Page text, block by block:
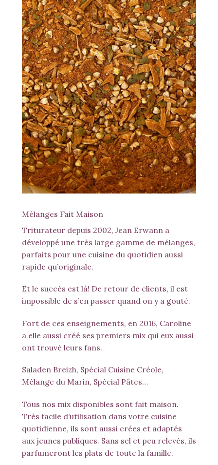
Mélanges Fait Maison
Triturateur depuis 2002, Jean Erwann a
développé une très large gamme de mélanges,
parfaits pour une cuisine du quotidien aussi
rapide qu’originale.
Et le succès est là! De retour de clients, il est
impossible de s’en passer quand on y a gouté.
Fort de ces enseignements, en 2016, Caroline
a elle aussi créé ses premiers mix qui eux aussi
ont trouvé leurs fans.
Saladen Breizh, Spécial Cuisine Créole,
Mélange du Marin, Spécial Pâtes…
Tous nos mix disponibles sont fait maison.
Très facile d’utilisation dans votre cuisine
quotidienne, ils sont aussi crées et adaptés
aux jeunes publiques. Sans sel et peu relevés, ils
parfumeront les plats de toute la famille.